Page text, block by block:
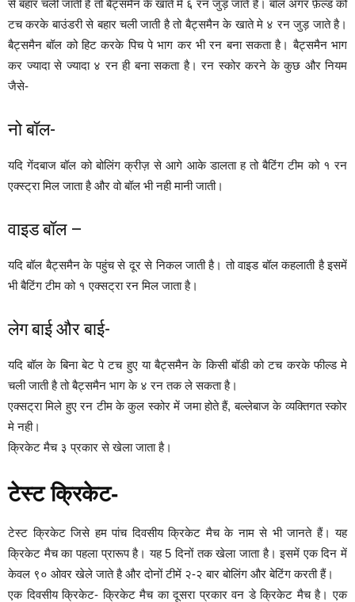
से बहार चली जाती है तो बैट्समैन के खाते मे ६ रन जुड़ जाते है। बॉल अगर फ़ेल्ड को
टच करके बाउंडरी से बहार चली जाती है तो बैट्समैन के खाते मे ४ रन जुड़ जाते है।
बैट्समैन बॉल को हिट करके पिच पे भाग कर भी रन बना सकता है। बैट्समैन भाग
कर ज्यादा से ज्यादा ४ रन ही बना सकता है। रन स्कोर करने के कुछ और नियम
जैसे-
नो बॉल-
यदि गेंदबाज बॉल को बोलिंग क्रीज़ से आगे आके डालता ह तो बैटिंग टीम को १ रन
एक्स्ट्रा मिल जाता है और वो बॉल भी नही मानी जाती।
वाइड बॉल –
यदि बॉल बैट्समैन के पहुंच से दूर से निकल जाती है। तो वाइड बॉल कहलाती है इसमें
भी बैटिंग टीम को १ एक्सट्रा रन मिल जाता है।
लेग बाई और बाई-
यदि बॉल के बिना बेट पे टच हुए या बैट्समैन के किसी बॉडी को टच करके फील्ड मे
चली जाती है तो बैट्समैन भाग के ४ रन तक ले सकता है।
एक्सट्रा मिले हुए रन टीम के कुल स्कोर में जमा होते हैं, बल्लेबाज के व्यक्तिगत स्कोर
मे नही।
क्रिकेट मैच ३ प्रकार से खेला जाता है।
टेस्ट क्रिकेट-
टेस्ट क्रिकेट जिसे हम पांच दिवसीय क्रिकेट मैच के नाम से भी जानते हैं। यह
क्रिकेट मैच का पहला प्रारूप है। यह 5 दिनों तक खेला जाता है। इसमें एक दिन में
केवल ९० ओवर खेले जाते है और दोनों टीमें २-२ बार बोलिंग और बेटिंग करती हैं।
एक दिवसीय क्रिकेट- क्रिकेट मैच का दूसरा प्रकार वन डे क्रिकेट मैच है। एक